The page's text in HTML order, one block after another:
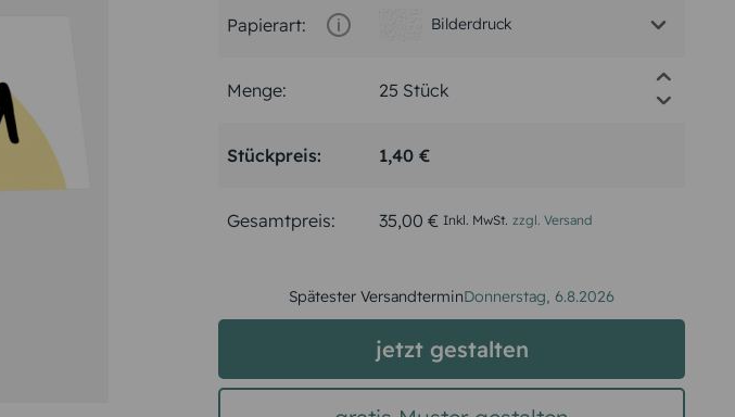
Papierart: Bilderdruck
Menge:
Stückpreis: 1,40 €
Gesamtpreis: 35,00 € Inkl. MwSt. zzgl. Versand
Spätester VersandterminDonnerstag, 6.8.2026
jetzt gestalten